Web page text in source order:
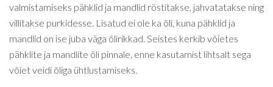
valmistamiseks pähklid ja mandlid röstitakse, jahvatatakse ning
villitakse purkidesse. Lisatud ei ole ka õli, kuna pähklid ja
mandlid on ise juba väga õlirikkad. Seistes kerkib võietes
pähklite ja mandlite õli pinnale, enne kasutamist lihtsalt sega
võiet veidi õliga ühtlustamiseks.